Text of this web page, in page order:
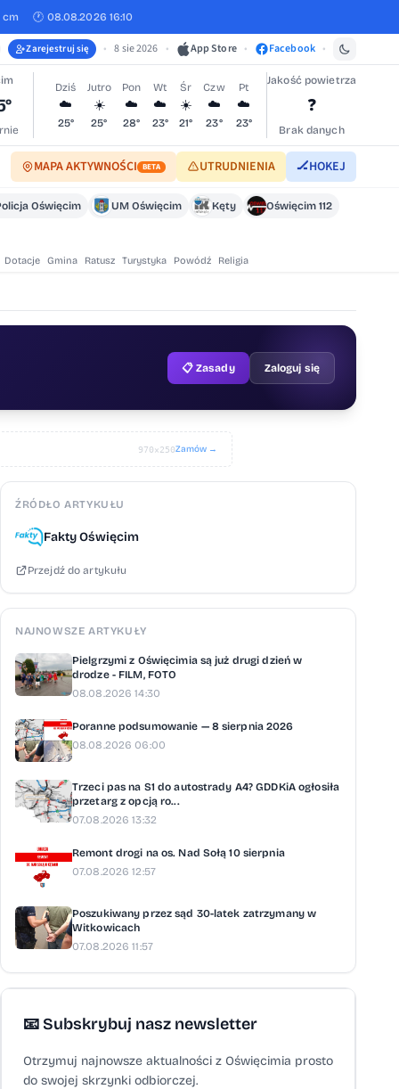
cm 🕐 08.08.2026 16:10
Zarejestruj się • 8 sie 2026 • App Store • Facebook •
Dziś
☁️
25°
Jutro
☀️
25°
Pon
☁️
28°
Wt
☁️
23°
Śr
☀️
21°
Czw
☁️
23°
Pt
☁️
23°
Jakość powietrza
❓
Brak danych
MAPA AKTYWNOŚCI BETA UTRUDNIENIA 🏒HOKEJ
Oświęcim UM Oświęcim Kęty
Oświęcim 112
Dotacje Gmina Ratusz Turystyka Powódź Religia
📋 Zasady Zaloguj się
970×250Zamów →
ŹRÓDŁO ARTYKUŁU
Fakty Oświęcim
Przejdź do artykułu
NAJNOWSZE ARTYKUŁY
Pielgrzymi z Oświęcimia są już drugi dzień w
drodze - FILM, FOTO
08.08.2026 14:30
Poranne podsumowanie — 8 sierpnia 2026
08.08.2026 06:00
Trzeci pas na S1 do autostrady A4? GDDKiA ogłosiła
przetarg z opcją ro...
07.08.2026 13:32
Remont drogi na os. Nad Sołą 10 sierpnia
07.08.2026 12:57
Poszukiwany przez sąd 30-latek zatrzymany w
Witkowicach
07.08.2026 11:57
📧 Subskrybuj nasz newsletter
Otrzymuj najnowsze aktualności z Oświęcimia prosto
do swojej skrzynki odbiorczej.